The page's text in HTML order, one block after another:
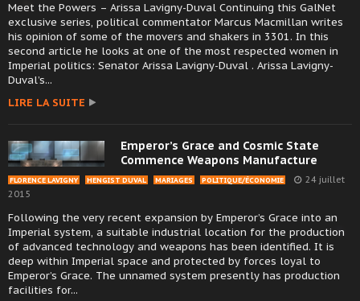
Meet the Powers – Arissa Lavigny-Duval Continuing this GalNet
exclusive series, political commentator Marcus Macmillan writes
his opinion of some of the movers and shakers in 3301. In this
second article he looks at one of the most respected women in
Imperial politics: Senator Arissa Lavigny-Duval . Arissa Lavigny-
Duval’s...
LIRE LA SUITE
Emperor’s Grace and Cosmic State
Commence Weapons Manufacture
FLORENCE LAVIGNY HENGIST DUVAL MARIAGES POLITIQUE/ÉCONOMIE
24 juillet
2015
Following the very recent expansion by Emperor’s Grace into an
Imperial system, a suitable industrial location for the production
of advanced technology and weapons has been identified. It is
deep within Imperial space and protected by forces loyal to
Emperor’s Grace. The unnamed system presently has production
facilities for...